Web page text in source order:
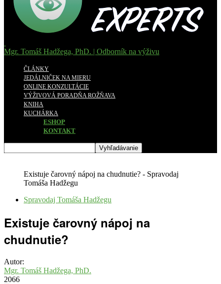
Mgr. Tomáš Hadžega, PhD. | Odborník na výživu
ČLÁNKY
JEDÁLNIČEK NA MIERU
ONLINE KONZULTÁCIE
VÝŽIVOVÁ PORADŇA ROŽŇAVA
KNIHA
KUCHÁRKA
ESHOP
KONTAKT
Existuje čarovný nápoj na chudnutie? - Spravodaj
Tomáša Hadžegu
Spravodaj Tomáša Hadžegu
Existuje čarovný nápoj na
chudnutie?
Autor:
Mgr. Tomáš Hadžega, PhD.
2066